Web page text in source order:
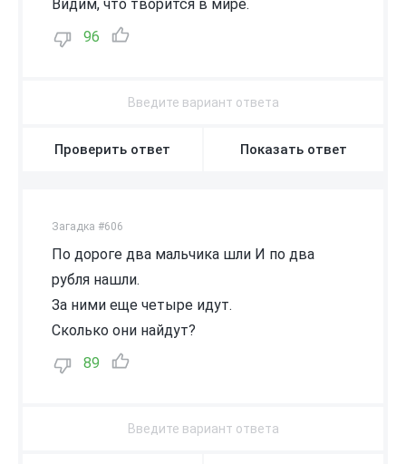
Видим, что творится в мире.
96
Проверить ответ Показать ответ
Загадка #606
По дороге два мальчика шли И по два
рубля нашли.
За ними еще четыре идут.
Сколько они найдут?
89